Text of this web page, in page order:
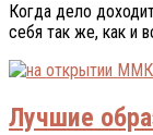
Когда дело
себя так же, как и
Лучшие